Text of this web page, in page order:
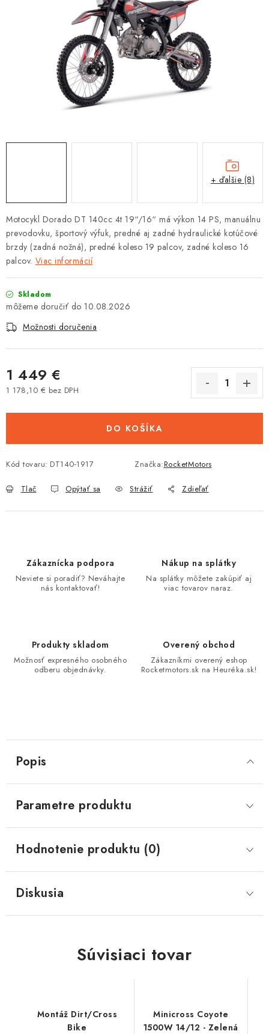
NÁPLNE A KVAPALINY
NÁHRADNÉ DIELY
Bonusový systém
Nákup na splátky
Reklamácia a vrátenie tovaru
Obchodné podmienky
Ochrana osobných údajov
Motocykl Dorado DT 140cc 4t 19“/16“ má výkon 14 PS, manuálnu
prevodovku, športový výfuk, predné aj zadné hydraulické kotúčové
brzdy (zadná nožná), predné koleso 19 palcov, zadné koleso 16
palcov. Viac informácií
Skladom
10.08.2026
Možnosti doručenia
1 449 €
1 178,10 € bez DPH
DO KOŠÍKA
Kód tovaru: DT140-1917 Značka:RocketMotors
Tlač Opýtať sa Strážiť Zdieľať
+ ďalšie (8)
Zákaznícka podpora
Neviete si poradiť? Neváhajte
nás kontaktovať!
Nákup na splátky
Na splátky môžete zakúpiť aj
viac tovarov naraz.
Produkty skladom
Možnosť expresného osobného
odberu objednávky.
Overený obchod
Zákazníkmi overený eshop
Rocketmotors.sk na Heuréka.sk!
Popis
Parametre produktu
Hodnotenie produktu (0)
Diskusia
Súvisiaci tovar
Montáž Dirt/Cross
Bike
Minicross Coyote
1500W 14/12 - Zelená